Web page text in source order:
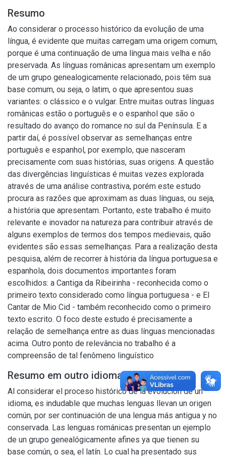
Resumo
Ao considerar o processo histórico da evolução de uma
língua, é evidente que muitas carregam uma origem comum,
porque é uma continuação de uma língua mais velha e não
preservada. As línguas românicas apresentam um exemplo
de um grupo genealogicamente relacionado, pois têm sua
base comum, ou seja, o latim, o que apresentou suas
variantes: o clássico e o vulgar. Entre muitas outras línguas
românicas estão o português e o espanhol que são o
resultado do avanço do romance no sul da Península. E a
partir daí, é possível observar as semelhanças entre
português e espanhol, por exemplo, que nasceram
precisamente com suas histórias, suas origens. A questão
das divergências linguísticas é muitas vezes explorada
através de uma análise contrastiva, porém este estudo
procura as razões que aproximam as duas línguas, ou seja,
a história que apresentam. Portanto, este trabalho é muito
relevante e inovador na natureza para contribuir através de
alguns exemplos de termos dos tempos medievais, quão
evidentes são essas semelhanças. Para a realização desta
pesquisa, além de recorrer à história da língua portuguesa e
espanhola, dois documentos importantes foram
escolhidos: a Cantiga da Ribeirinha - reconhecida como o
primeiro texto considerado como língua portuguesa - e El
Cantar de Mio Cid - também reconhecido como o primeiro
texto escrito. O foco deste estudo é precisamente a
relação de semelhança entre as duas línguas mencionadas
acima. Outro ponto de relevância no trabalho é a
compreensão de tal fenômeno linguístico
Resumo em outro idioma
Al considerar el proceso histórico de la evolución de un
idioma, es indudable que muchas lenguas llevan un origen
común, por ser continuación de una lengua más antigua y no
conservada. Las lenguas románicas presentan un ejemplo
de un grupo genealógicamente afines ya que tienen su
base común, o sea, el latín. Lo cual ha presentado sus